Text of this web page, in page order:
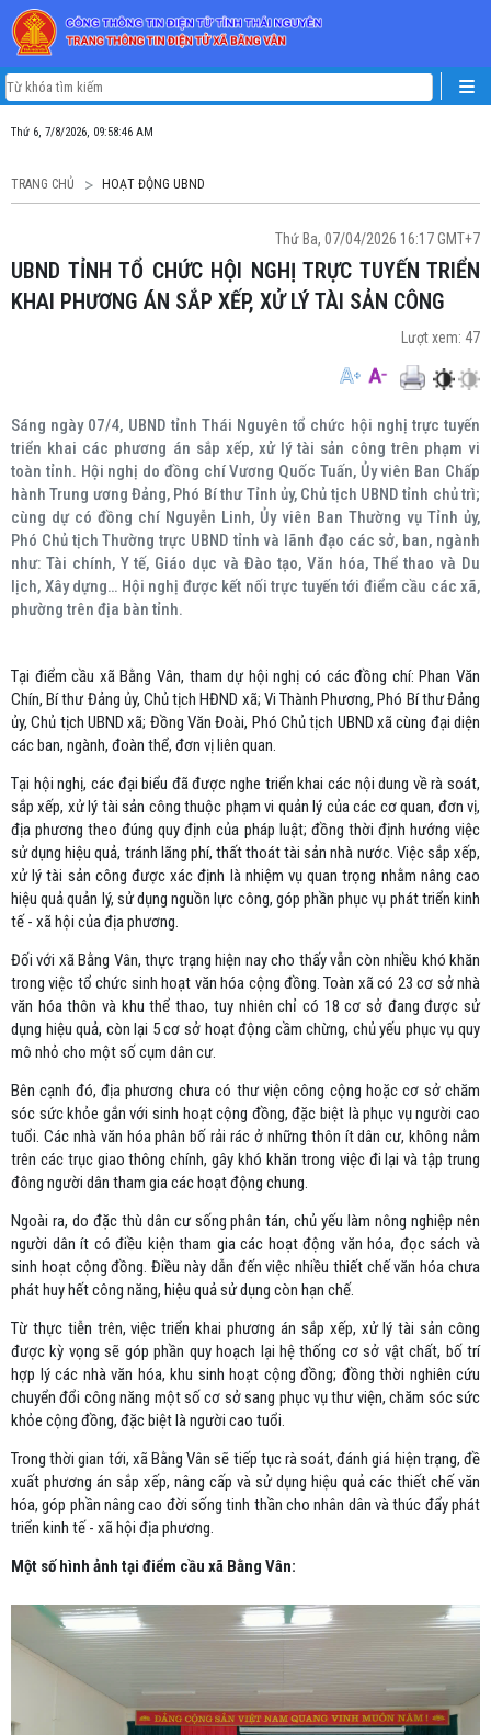
Thứ 6, 7/8/2026, 09:58:46 AM
TRANG CHỦ HOẠT ĐỘNG UBND
Thứ Ba, 07/04/2026 16:17 GMT+7
UBND TỈNH TỔ CHỨC HỘI NGHỊ TRỰC TUYẾN TRIỂN
KHAI PHƯƠNG ÁN SẮP XẾP, XỬ LÝ TÀI SẢN CÔNG
Lượt xem: 47
Sáng ngày 07/4, UBND tỉnh Thái Nguyên tổ chức hội nghị trực tuyến
triển khai các phương án sắp xếp, xử lý tài sản công trên phạm vi
toàn tỉnh. Hội nghị do đồng chí Vương Quốc Tuấn, Ủy viên Ban Chấp
hành Trung ương Đảng, Phó Bí thư Tỉnh ủy, Chủ tịch UBND tỉnh chủ trì;
cùng dự có đồng chí Nguyễn Linh, Ủy viên Ban Thường vụ Tỉnh ủy,
Phó Chủ tịch Thường trực UBND tỉnh và lãnh đạo các sở, ban, ngành
như: Tài chính, Y tế, Giáo dục và Đào tạo, Văn hóa, Thể thao và Du
lịch, Xây dựng… Hội nghị được kết nối trực tuyến tới điểm cầu các xã,
phường trên địa bàn tỉnh.
Tại điểm cầu xã Bằng Vân, tham dự hội nghị có các đồng chí: Phan Văn
Chín, Bí thư Đảng ủy, Chủ tịch HĐND xã; Vi Thành Phương, Phó Bí thư Đảng
ủy, Chủ tịch UBND xã; Đồng Văn Đoài, Phó Chủ tịch UBND xã cùng đại diện
các ban, ngành, đoàn thể, đơn vị liên quan.
Tại hội nghị, các đại biểu đã được nghe triển khai các nội dung về rà soát,
sắp xếp, xử lý tài sản công thuộc phạm vi quản lý của các cơ quan, đơn vị,
địa phương theo đúng quy định của pháp luật; đồng thời định hướng việc
sử dụng hiệu quả, tránh lãng phí, thất thoát tài sản nhà nước. Việc sắp xếp,
xử lý tài sản công được xác định là nhiệm vụ quan trọng nhằm nâng cao
hiệu quả quản lý, sử dụng nguồn lực công, góp phần phục vụ phát triển kinh
tế - xã hội của địa phương.
Đối với xã Bằng Vân, thực trạng hiện nay cho thấy vẫn còn nhiều khó khăn
trong việc tổ chức sinh hoạt văn hóa cộng đồng. Toàn xã có 23 cơ sở nhà
văn hóa thôn và khu thể thao, tuy nhiên chỉ có 18 cơ sở đang được sử
dụng hiệu quả, còn lại 5 cơ sở hoạt động cầm chừng, chủ yếu phục vụ quy
mô nhỏ cho một số cụm dân cư.
Bên cạnh đó, địa phương chưa có thư viện công cộng hoặc cơ sở chăm
sóc sức khỏe gắn với sinh hoạt cộng đồng, đặc biệt là phục vụ người cao
tuổi. Các nhà văn hóa phân bố rải rác ở những thôn ít dân cư, không nằm
trên các trục giao thông chính, gây khó khăn trong việc đi lại và tập trung
đông người dân tham gia các hoạt động chung.
Ngoài ra, do đặc thù dân cư sống phân tán, chủ yếu làm nông nghiệp nên
người dân ít có điều kiện tham gia các hoạt động văn hóa, đọc sách và
sinh hoạt cộng đồng. Điều này dẫn đến việc nhiều thiết chế văn hóa chưa
phát huy hết công năng, hiệu quả sử dụng còn hạn chế.
Từ thực tiễn trên, việc triển khai phương án sắp xếp, xử lý tài sản công
được kỳ vọng sẽ góp phần quy hoạch lại hệ thống cơ sở vật chất, bố trí
hợp lý các nhà văn hóa, khu sinh hoạt cộng đồng; đồng thời nghiên cứu
chuyển đổi công năng một số cơ sở sang phục vụ thư viện, chăm sóc sức
khỏe cộng đồng, đặc biệt là người cao tuổi.
Trong thời gian tới, xã Bằng Vân sẽ tiếp tục rà soát, đánh giá hiện trạng, đề
xuất phương án sắp xếp, nâng cấp và sử dụng hiệu quả các thiết chế văn
hóa, góp phần nâng cao đời sống tinh thần cho nhân dân và thúc đẩy phát
triển kinh tế - xã hội địa phương.
Một số hình ảnh tại điểm cầu xã Bằng Vân: